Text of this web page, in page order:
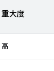
重大度
高